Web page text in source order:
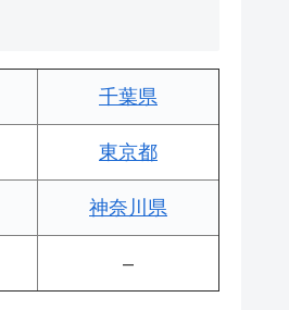
千葉県
東京都
神奈川県
–